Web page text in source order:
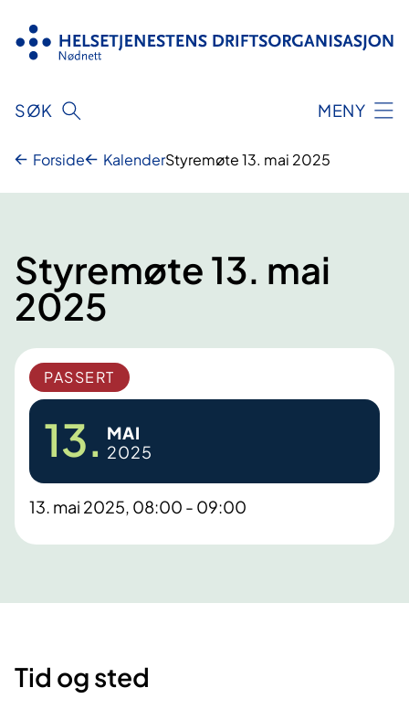
innhold
SØK MENY
Forside KalenderStyremøte 13. mai 2025
Styremøte 13. mai
2025
PASSERT
13. MAI
2025
13. mai 2025, 08:00 - 09:00
Tid og sted